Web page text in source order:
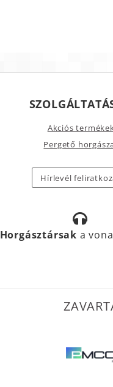
Akciós
Pergető
Hírlevél
Horgásztársak a